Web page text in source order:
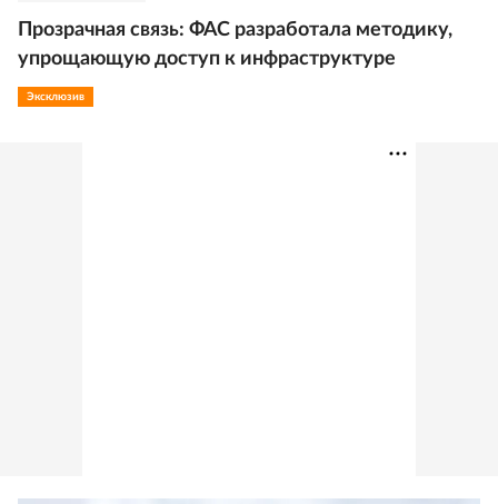
Прозрачная связь: ФАС разработала методику,
упрощающую доступ к инфраструктуре
Эксклюзив